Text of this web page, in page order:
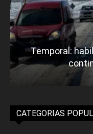
Temporal:
CATEGORIAS